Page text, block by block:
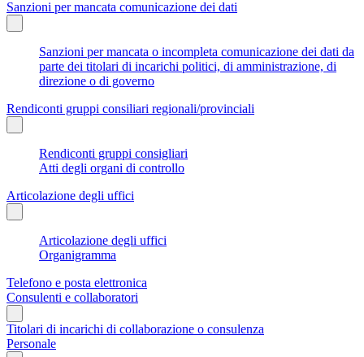
Sanzioni per mancata comunicazione dei dati
Sanzioni per mancata o incompleta comunicazione dei dati da
parte dei titolari di incarichi politici, di amministrazione, di
direzione o di governo
Rendiconti gruppi consiliari regionali/provinciali
Rendiconti gruppi consigliari
Atti degli organi di controllo
Articolazione degli uffici
Articolazione degli uffici
Organigramma
Telefono e posta elettronica
Consulenti e collaboratori
Titolari di incarichi di collaborazione o consulenza
Personale